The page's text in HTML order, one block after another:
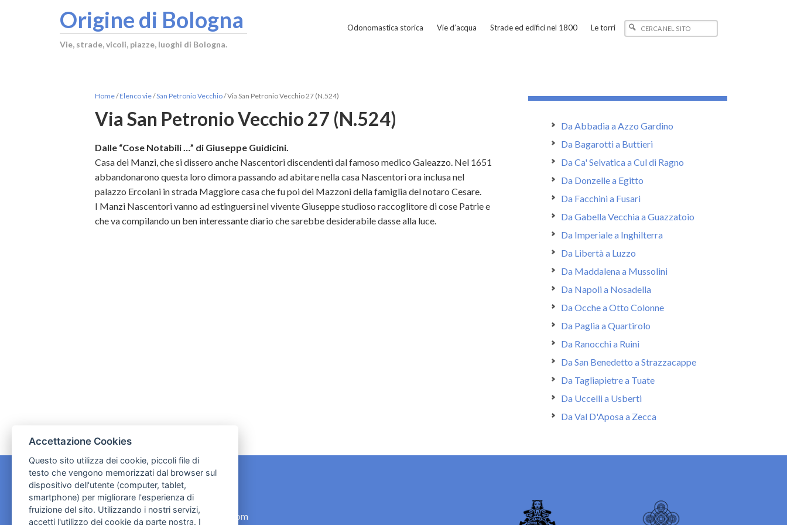
Origine di Bologna
Vie, strade, vicoli, piazze, luoghi di Bologna.
Odonomastica storica Vie d’acqua Strade ed edifici nel 1800 Le torri
Home/Elenco vie/San Petronio Vecchio/Via San Petronio Vecchio 27 (N.524)
Via San Petronio Vecchio 27 (N.524)
Dalle “Cose Notabili …” di Giuseppe Guidicini.
Casa dei Manzi, che si dissero anche Nascentori discendenti dal famoso medico Galeazzo. Nel 1651
abbandonarono questa loro dimora passando ad abitare nella casa Nascentori ora inclusa nel
palazzo Ercolani in strada Maggiore casa che fu poi dei Mazzoni della famiglia del notaro Cesare.
I Manzi Nascentori vanno ad estinguersi nel vivente Giuseppe studioso raccoglitore di cose Patrie e
che va compilando un ben interessante diario che sarebbe desiderabile dasse alla luce.
Da Abbadia a Azzo Gardino
Da Bagarotti a Buttieri
Da Ca' Selvatica a Cul di Ragno
Da Donzelle a Egitto
Da Facchini a Fusari
Da Gabella Vecchia a Guazzatoio
Da Imperiale a Inghilterra
Da Libertà a Luzzo
Da Maddalena a Mussolini
Da Napoli a Nosadella
Da Ocche a Otto Colonne
Da Paglia a Quartirolo
Da Ranocchi a Ruini
Da San Benedetto a Strazzacappe
Da Tagliapietre a Tuate
Da Uccelli a Usberti
Da Val D'Aposa a Zecca
CONTATTI
contact.originebologna@gmail.com
Accettazione Cookies
Questo sito utilizza dei cookie, piccoli file di
testo che vengono memorizzati dal browser sul
dispositivo dell'utente (computer, tablet,
smartphone) per migliorare l'esperienza di
fruizione del sito. Utilizzando i nostri servizi,
accetti l'utilizzo dei cookie da parte nostra. I